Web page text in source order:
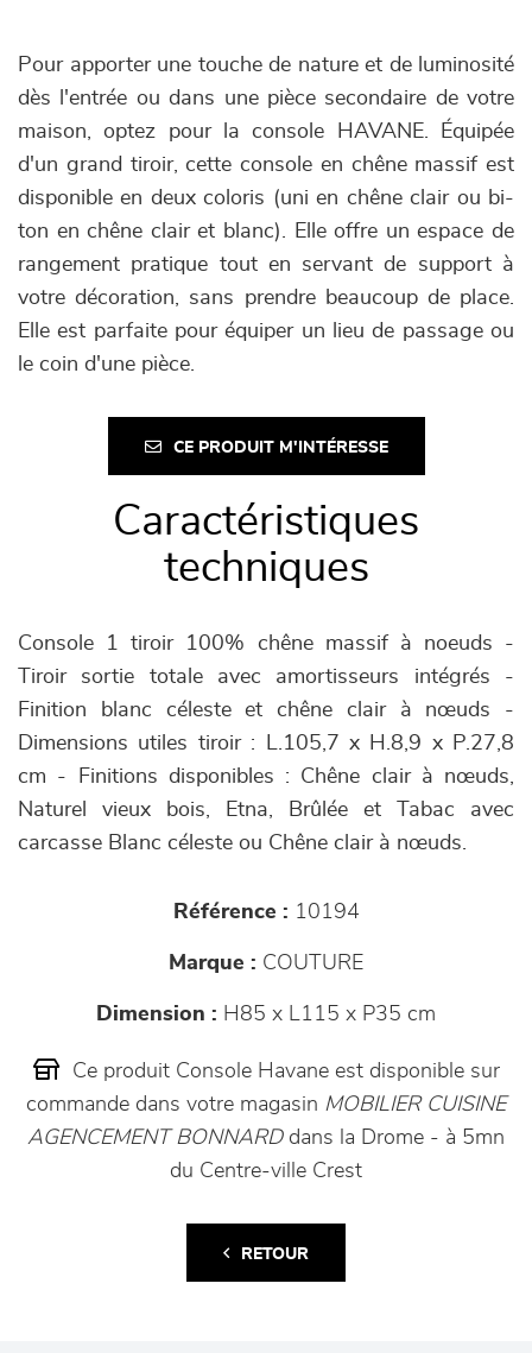
Pour apporter une touche de nature et de luminosité
dès l'entrée ou dans une pièce secondaire de votre
maison, optez pour la console HAVANE. Équipée
d'un grand tiroir, cette console en chêne massif est
disponible en deux coloris (uni en chêne clair ou bi-
ton en chêne clair et blanc). Elle offre un espace de
rangement pratique tout en servant de support à
votre décoration, sans prendre beaucoup de place.
Elle est parfaite pour équiper un lieu de passage ou
le coin d'une pièce.
CE PRODUIT M'INTÉRESSE
Caractéristiques
techniques
Console 1 tiroir 100% chêne massif à noeuds -
Tiroir sortie totale avec amortisseurs intégrés -
Finition blanc céleste et chêne clair à nœuds -
Dimensions utiles tiroir : L.105,7 x H.8,9 x P.27,8
cm - Finitions disponibles : Chêne clair à nœuds,
Naturel vieux bois, Etna, Brûlée et Tabac avec
carcasse Blanc céleste ou Chêne clair à nœuds.
Référence : 10194
Marque : COUTURE
Dimension : H85 x L115 x P35 cm
Ce produit Console Havane est disponible sur
commande dans votre magasin MOBILIER CUISINE
AGENCEMENT BONNARDdans la Drome - à 5mn
du Centre-ville Crest
RETOUR